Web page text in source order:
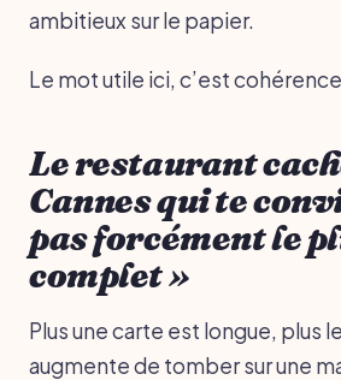
ambitieux sur le papier.
Le mot utile ici, c’est
Le restaurant
Cannes qui te
pas forcément le
complet »
Plus une carte est longue, plus
augmente de tomber sur une